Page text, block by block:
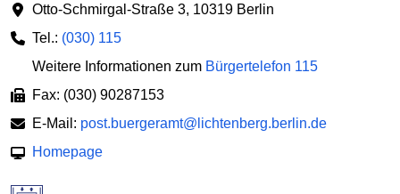
Otto-Schmirgal-Straße 3, 10319 Berlin
Tel.: (030) 115
Weitere Informationen zum Bürgertelefon 115
Fax: (030) 90287153
E-Mail: post.buergeramt@lichtenberg.berlin.de
Homepage